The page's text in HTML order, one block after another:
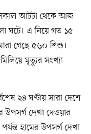
সকাল আটটা থেকে আজ
ঘটে। এ নিয়ে গত ১৫
গেছে ৫৬০ শিশু।
মৃত্যুর সংখ্যা
২৪ ঘণ্টায় সারা দেশে
দেখা দেওয়ার
হামের উপসর্গ দেখা